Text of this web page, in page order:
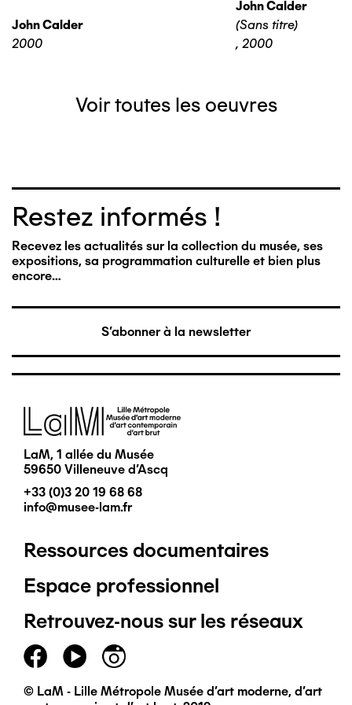
John Calder
2000
John Calder
(Sans titre)
, 2000
Voir toutes les oeuvres
Restez informés !
Recevez les actualités sur la collection du musée, ses
expositions, sa programmation culturelle et bien plus
encore…
S'abonner à la newsletter
Image
LaM, 1 allée du Musée
59650 Villeneuve d'Ascq
+33 (0)3 20 19 68 68
info@musee-lam.fr
Pied
de
page
principal
Ressources documentaires
Espace professionnel
Retrouvez-nous sur les réseaux
© LaM - Lille Métropole Musée d'art moderne, d'art